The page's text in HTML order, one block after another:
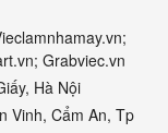
Grabviec.vn
Hà Nội
Vinh, Cẩm An, Tp